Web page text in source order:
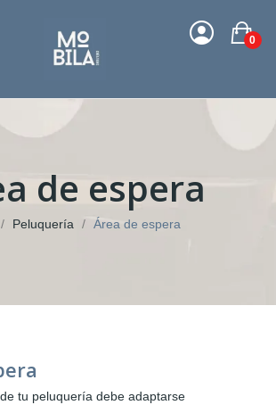
0
de espera
Peluquería Área de espera
tu peluquería debe adaptarse